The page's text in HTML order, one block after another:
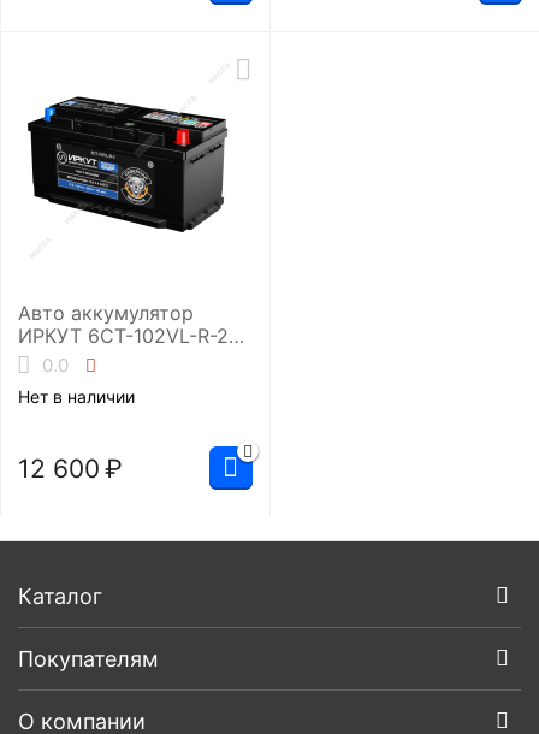
Авто аккумулятор
ИРКУТ 6CT-102VL-R-2
(UHD-LB5EU)
0.0
Нет в наличии
12 600 ₽
Каталог
Покупателям
О компании